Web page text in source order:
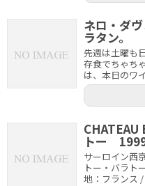
ネロ・ダ
ラタン。
先週は土曜も
存食でちゃち
は、本日の
CHATEAU
トー
サーロイン西
トー・バラ
地：フランス /